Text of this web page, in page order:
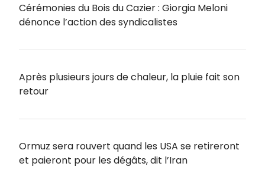
Cérémonies du Bois du Cazier : Giorgia Meloni
dénonce l’action des syndicalistes
Après plusieurs jours de chaleur, la pluie fait son
retour
Ormuz sera rouvert quand les USA se retireront
et paieront pour les dégâts, dit l’Iran